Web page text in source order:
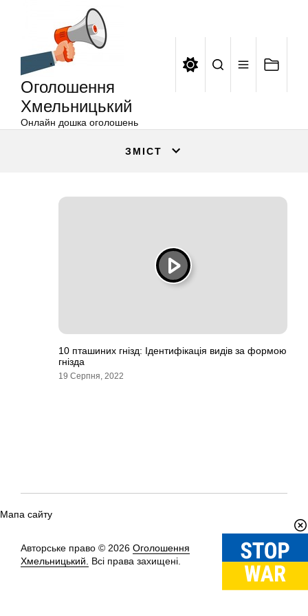
Оголошення
Хмельницький
Онлайн дошка оголошень
ЗМІСТ
10 пташиних гнізд: Ідентифікація видів за формою
гнізда
19 Серпня, 2022
Мапа сайту
Авторське право © 2026 Оголошення
Хмельницький.
Всі права захищені.
Вгору↑